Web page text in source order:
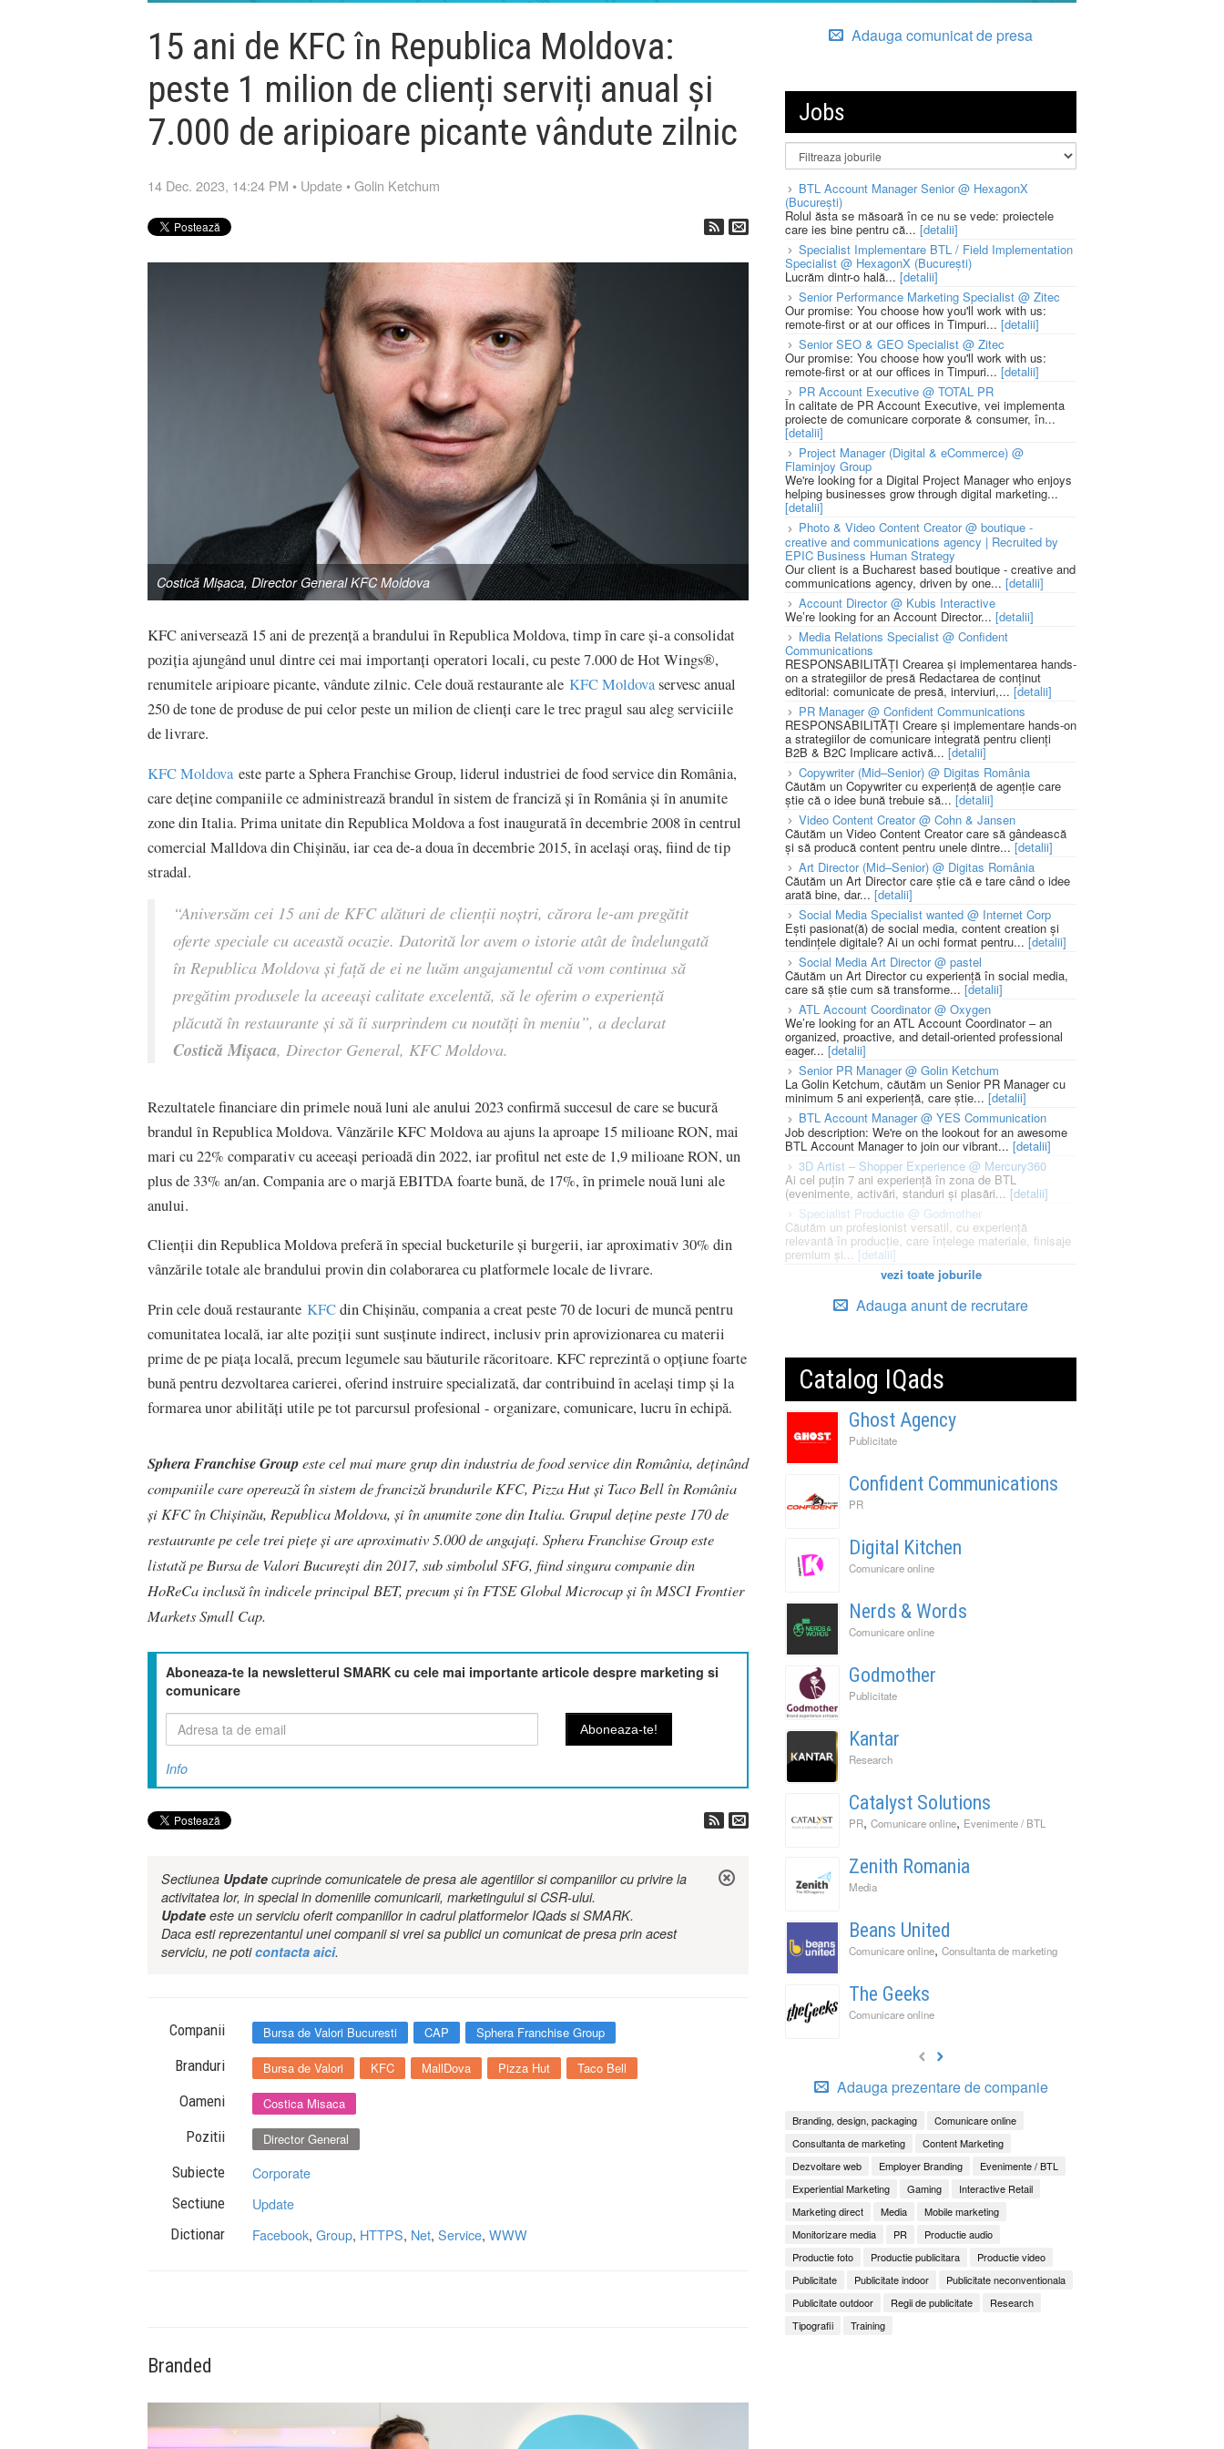
15 ani de KFC în Republica Moldova:
peste 1 milion de clienți serviți anual și
7.000 de aripioare picante vândute zilnic
14 Dec. 2023, 14:24 PM • Update •Golin Ketchum
Costică Mișaca, Director General KFC Moldova
KFC aniversează 15 ani de prezență a brandului în Republica Moldova, timp în care și-a consolidat
poziția ajungând unul dintre cei mai importanți operatori locali, cu peste 7.000 de Hot Wings®,
renumitele aripioare picante, vândute zilnic. Cele două restaurante ale KFC Moldovaservesc anual
250 de tone de produse de pui celor peste un milion de clienți care le trec pragul sau aleg serviciile
de livrare.
KFC Moldova este parte a Sphera Franchise Group, liderul industriei de food service din România,
care deține companiile ce administrează brandul în sistem de franciză și în România și în anumite
zone din Italia. Prima unitate din Republica Moldova a fost inaugurată în decembrie 2008 în centrul
comercial Malldova din Chișinău, iar cea de-a doua în decembrie 2015, în același oraș, fiind de tip
stradal.
“Aniversăm cei 15 ani de KFC alături de clienții noștri, cărora le-am pregătit
oferte speciale cu această ocazie. Datorită lor avem o istorie atât de îndelungată
în Republica Moldova și față de ei ne luăm angajamentul că vom continua să
pregătim produsele la aceeași calitate excelentă, să le oferim o experiență
plăcută în restaurante și să îi surprindem cu noutăți în meniu”, a declarat
Costică Mișaca, Director General, KFC Moldova.
Rezultatele financiare din primele nouă luni ale anului 2023 confirmă succesul de care se bucură
brandul în Republica Moldova. Vânzările KFC Moldova au ajuns la aproape 15 milioane RON, mai
mari cu 22% comparativ cu aceeași perioadă din 2022, iar profitul net este de 1,9 milioane RON, un
plus de 33% an/an. Compania are o marjă EBITDA foarte bună, de 17%, în primele nouă luni ale
anului.
Clienții din Republica Moldova preferă în special bucketurile și burgerii, iar aproximativ 30% din
vânzările totale ale brandului provin din colaborarea cu platformele locale de livrare.
Prin cele două restaurante KFCdin Chișinău, compania a creat peste 70 de locuri de muncă pentru
comunitatea locală, iar alte poziții sunt susținute indirect, inclusiv prin aprovizionarea cu materii
prime de pe piața locală, precum legumele sau băuturile răcoritoare. KFC reprezintă o opțiune foarte
bună pentru dezvoltarea carierei, oferind instruire specializată, dar contribuind în același timp și la
formarea unor abilități utile pe tot parcursul profesional - organizare, comunicare, lucru în echipă.
Sphera Franchise Groupeste cel mai mare grup din industria de food service din România, deținând
companiile care operează în sistem de franciză brandurile KFC, Pizza Hut şi Taco Bell în România
și KFC în Chişinău, Republica Moldova, și în anumite zone din Italia. Grupul deține peste 170 de
restaurante pe cele trei piețe și are aproximativ 5.000 de angajați. Sphera Franchise Group este
listată pe Bursa de Valori București din 2017, sub simbolul SFG, fiind singura companie din
HoReCa inclusă în indicele principal BET, precum și în FTSE Global Microcap și în MSCI Frontier
Markets Small Cap.
Aboneaza-te la newsletterul SMARK cu cele mai importante articole despre marketing si
comunicare
Info
Sectiunea Update cuprinde comunicatele de presa ale agentiilor si companiilor cu privire la
activitatea lor, in special in domeniile comunicarii, marketingului si CSR-ului.
Update este un serviciu oferit companiilor in cadrul platformelor IQads si SMARK.
Daca esti reprezentantul unei companii si vrei sa publici un comunicat de presa prin acest
serviciu, ne poticontacta aici.
Companii Bursa de Valori Bucuresti CAP Sphera Franchise Group
Branduri Bursa de Valori KFC MallDova Pizza Hut Taco Bell
Oameni Costica Misaca
Pozitii Director General
Subiecte Corporate
Sectiune Update
Dictionar Facebook, Group, HTTPS, Net, Service, WWW
Branded
Adauga comunicat de presa
Jobs
BTL Account Manager Senior @ HexagonX
(București)
Rolul ăsta se măsoară în ce nu se vede: proiectele
care ies bine pentru că... [detalii]
Specialist Implementare BTL / Field Implementation
Specialist @ HexagonX (București)
Lucrăm dintr-o hală... [detalii]
Senior Performance Marketing Specialist @ Zitec
Our promise: You choose how you'll work with us:
remote-first or at our offices in Timpuri... [detalii]
Senior SEO & GEO Specialist @ Zitec
Our promise: You choose how you'll work with us:
remote-first or at our offices in Timpuri... [detalii]
PR Account Executive @ TOTAL PR
În calitate de PR Account Executive, vei implementa
proiecte de comunicare corporate & consumer, în...
[detalii]
Project Manager (Digital & eCommerce) @
Flaminjoy Group
We're looking for a Digital Project Manager who enjoys
helping businesses grow through digital marketing...
[detalii]
Photo & Video Content Creator @ boutique -
creative and communications agency | Recruited by
EPIC Business Human Strategy
Our client is a Bucharest based boutique - creative and
communications agency, driven by one... [detalii]
Account Director @ Kubis Interactive
We’re looking for an Account Director... [detalii]
Media Relations Specialist @ Confident
Communications
RESPONSABILITĂȚI Crearea și implementarea hands-
on a strategiilor de presă Redactarea de conținut
editorial: comunicate de presă, interviuri,... [detalii]
PR Manager @ Confident Communications
RESPONSABILITĂȚI Creare și implementare hands-on
a strategiilor de comunicare integrată pentru clienți
B2B & B2C Implicare activă... [detalii]
Copywriter (Mid–Senior) @ Digitas România
Căutăm un Copywriter cu experiență de agenție care
știe că o idee bună trebuie să... [detalii]
Video Content Creator @ Cohn & Jansen
Căutăm un Video Content Creator care să gândească
și să producă content pentru unele dintre...[detalii]
Art Director (Mid–Senior) @ Digitas România
Căutăm un Art Director care știe că e tare când o idee
arată bine, dar... [detalii]
Social Media Specialist wanted @ Internet Corp
Ești pasionat(ă) de social media, content creation și
tendințele digitale? Ai un ochi format pentru... [detalii]
Social Media Art Director @ pastel
Căutăm un Art Director cu experiență în social media,
care să știe cum să transforme... [detalii]
ATL Account Coordinator @ Oxygen
We’re looking for an ATL Account Coordinator – an
organized, proactive, and detail-oriented professional
eager... [detalii]
Senior PR Manager @ Golin Ketchum
La Golin Ketchum, căutăm un Senior PR Manager cu
minimum 5 ani experiență, care știe... [detalii]
BTL Account Manager @ YES Communication
Job description: We're on the lookout for an awesome
BTL Account Manager to join our vibrant... [detalii]
3D Artist – Shopper Experience @ Mercury360
Ai cel puțin 7 ani experiență în zona de BTL
(evenimente, activări, standuri și plasări... [detalii]
Specialist Productie @ Godmother
Căutăm un profesionist versatil, cu experiență
relevantă în producție, care înțelege materiale, finisaje
premium și... [detalii]
vezi toate joburile
Adauga anunt de recrutare
Catalog IQads
Ghost Agency
Publicitate
Confident Communications
PR
Digital Kitchen
Comunicare online
Nerds & Words
Comunicare online
Godmother
Publicitate
Kantar
Research
Catalyst Solutions
PR, Comunicare online, Evenimente / BTL
Zenith Romania
Media
Beans United
Comunicare online, Consultanta de marketing
The Geeks
Comunicare online
Adauga prezentare de companie
Branding, design, packaging
Comunicare online
Consultanta de marketing
Content Marketing
Dezvoltare web
Employer Branding
Evenimente / BTL
Experiential Marketing
Gaming
Interactive Retail
Marketing direct
Media
Mobile marketing
Monitorizare media
PR
Productie audio
Productie foto
Productie publicitara
Productie video
Publicitate
Publicitate indoor
Publicitate neconventionala
Publicitate outdoor
Regii de publicitate
Research
Tipografii
Training